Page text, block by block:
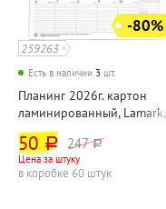
-80%
259263
Есть в наличии 3 шт.
Планинг 2026г. картон
ламинированный, Lamark,
"Россия", 56л,
295мм*106мм, на
спирали(гребне), цветной,
белый блок
50 руб. 247 руб.
Цена за штуку
в коробке 60 штук